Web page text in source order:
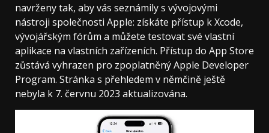
navrženy tak, aby vás seznámily s vývojovými
nástroji společnosti Apple: získáte přístup k Xcode,
vývojářským fórům a můžete testovat své vlastní
aplikace na vlastních zařízeních. Přístup do App Store
zůstává vyhrazen pro zpoplatněný Apple Developer
Program. Stránka s přehledem v němčině ještě
nebyla k 7. červnu 2023 aktualizována.